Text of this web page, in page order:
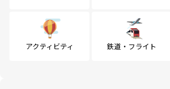
アクティビティ 鉄道・フライト